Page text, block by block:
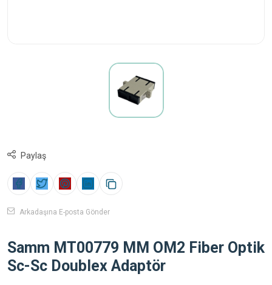
Paylaş
Arkadaşına E-posta Gönder
Samm MT00779 MM OM2 Fiber Optik
Sc-Sc Doublex Adaptör